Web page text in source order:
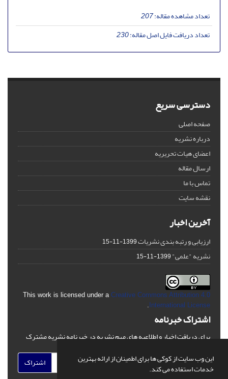
این وب سایت از کوکی ها برای اطمینان از ارائه بهترین
خدمات استفاده می کند.
تعداد مشاهده مقاله:207
تعداد دریافت فایل اصل مقاله:230
دسترسی سریع
صفحه اصلی
درباره نشریه
اعضای هیات تحریریه
ارسال مقاله
تماس با ما
نقشه سایت
آخرین اخبار
ارزیابی و رتبه بندی نشریات1399-11-15
نشریه "علمی"1399-11-15
This work is licensed under a Creative Commons Attribution 4.0
International License
اشتراک خبرنامه
برای دریافت اخبار و اطلاعیه های مهم نشریه در خبرنامه نشریه مشترک
اشتراک